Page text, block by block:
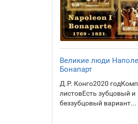
Великие люди
Бонапарт
Д.Р. Конго2020
листовЕсть зубцовый и
беззубцовый вариант...